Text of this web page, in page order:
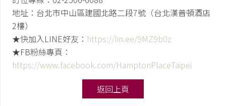
地址：台北市中山區建國北路二段7號（台北漢普頓酒店
2樓）
★快加入LINE好友： https://lin.ee/9MZ9b0z
★FB粉絲專頁：
https://www.facebook.com/HamptonPlaceTaipei
返回上頁